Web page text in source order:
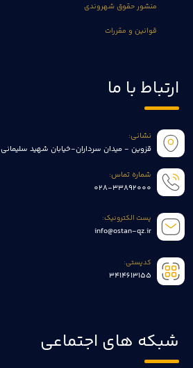
منشور حقوق شهروندی
قوانین و مقررات
ارتباط با ما
نشانی:
قزوین - میدان سرداران-خیابان شهید سلیمانی
شماره تماس:
028-33892000
پست الکترونیک:
info@ostan-qz.ir
کدپستی:
3414613155
شبکه های اجتماعی